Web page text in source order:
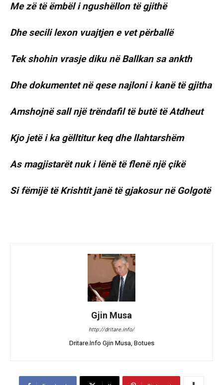
Me zë të ëmbël i ngushëllon të gjithë
Dhe secili lexon vuajtjen e vet përballë
Tek shohin vrasje diku në Ballkan sa ankth
Dhe dokumentet në qese najloni i kanë të gjitha
Amshojnë sall një trëndafil të butë të Atdheut
Kjo jetë i ka gëlltitur keq dhe llahtarshëm
As magjistarët nuk i lënë të flenë një çikë
Si fëmijë të Krishtit janë të gjakosur në Golgotë
Gjin Musa
http://dritare.info/
Dritare.Info Gjin Musa, Botues